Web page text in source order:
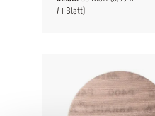
Standzeit und eine
/ 1 Blatt)